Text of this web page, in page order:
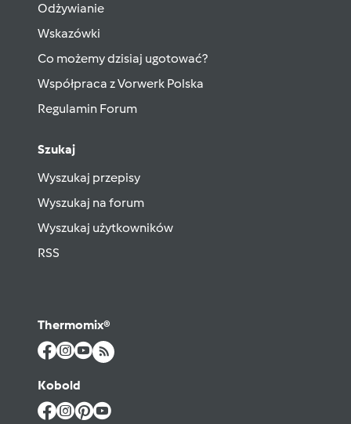
Odżywianie
Wskazówki
Co możemy dzisiaj ugotować?
Współpraca z Vorwerk Polska
Regulamin Forum
Szukaj
Wyszukaj przepisy
Wyszukaj na forum
Wyszukaj użytkowników
RSS
Thermomix®
Kobold